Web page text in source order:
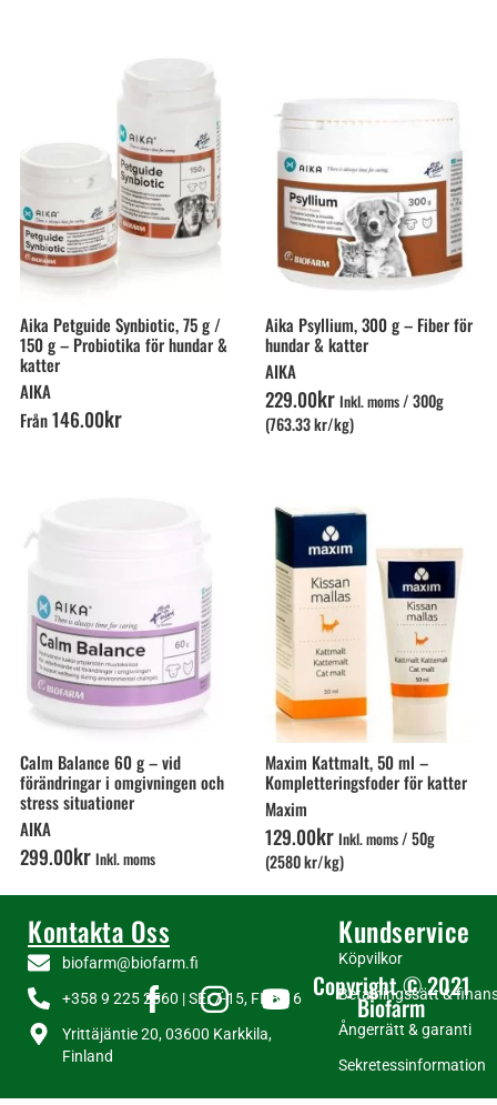
Aika Petguide Synbiotic, 75 g /
150 g – Probiotika för hundar &
katter
AIKA
Från146.00kr
Aika Psyllium, 300 g – Fiber för
hundar & katter
AIKA
229.00kr Inkl. moms /300g
(763.33 kr/kg)
Calm Balance 60 g – vid
förändringar i omgivningen och
stress situationer
AIKA
299.00kr Inkl. moms
Maxim Kattmalt, 50 ml –
Kompletteringsfoder för katter
Maxim
129.00kr Inkl. moms /50g
(2580 kr/kg)
Kontakta Oss
biofarm@biofarm.fi
+358 9 225 2560 | SE: 7-15, FI: 8-16
Yrittäjäntie 20, 03600 Karkkila,
Finland
Kundservice
Köpvilkor
Betalningssätt &
Ångerrätt & garanti
Sekretessinformation
Copyright © 2021
Biofarm